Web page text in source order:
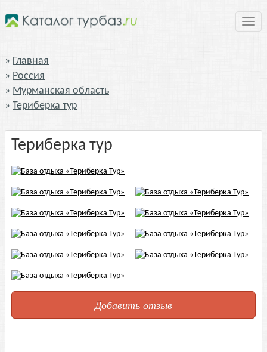
Главная
Россия
Мурманская область
Териберка тур
Териберка тур
Добавить отзыв